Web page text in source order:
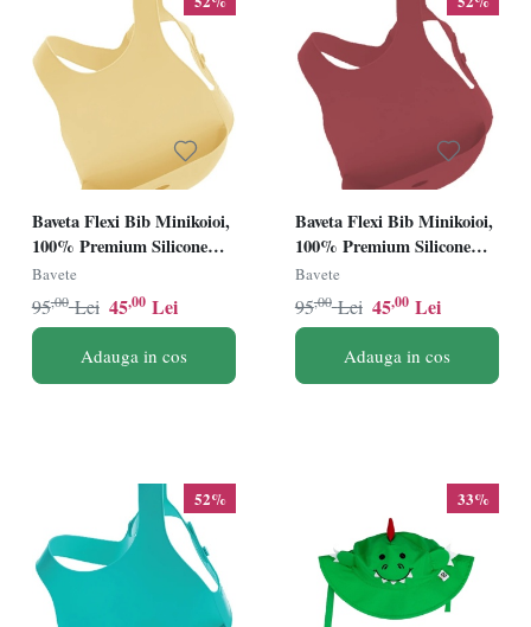
Baveta Flexi Bib Minikoioi,
100% Premium Silicone
â€“ Mellow Yellow
Bavete
45,00 Lei
95,00 Lei
Adauga in cos
Baveta Flexi Bib Minikoioi,
100% Premium Silicone
â€“ Velvet Rose
Bavete
45,00 Lei
95,00 Lei
Adauga in cos
52% 33%